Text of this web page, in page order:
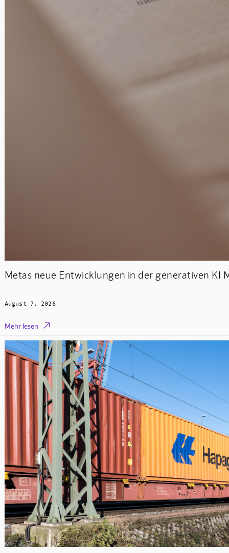
Metas neue Entwicklungen in der generativen KI
August 7, 2026
Mehr lesen 